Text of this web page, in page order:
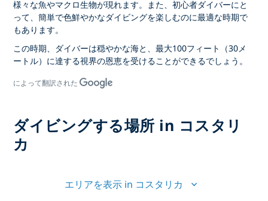
様々な魚やマクロ生物が現れます。また、初心者ダイバーにと
って、簡単で色鮮やかなダイビングを楽しむのに最適な時期で
もあります。
この時期、ダイバーは穏やかな海と、最大100フィート（30メ
ートル）に達する視界の恩恵を受けることができるでしょう。
によって翻訳された
ダイビングする場所 in コスタリ
カ
エリアを表示 in コスタリカ